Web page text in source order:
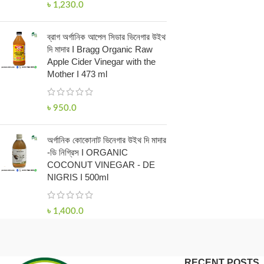
৳ 1,230.0
ব্রাগ অর্গানিক আপেল সিডার ভিনেগার উইথ
দি মাদার I Bragg Organic Raw
Apple Cider Vinegar with the
Mother I 473 ml
৳ 950.0
অর্গানিক কোকোনাট ভিনেগার উইথ দি মাদার
-ডি নিগ্রিস I ORGANIC
COCONUT VINEGAR - DE
NIGRIS I 500ml
৳ 1,400.0